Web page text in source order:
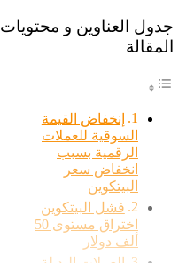
جدول العناوين و محتويات
المقالة
إنخفاض القيمة
السوقية للعملات
الرقمية بسبب
انخفاض سعر
البيتكوين
فشل البيتكوين
اختراق مستوى 50
ألف دولار